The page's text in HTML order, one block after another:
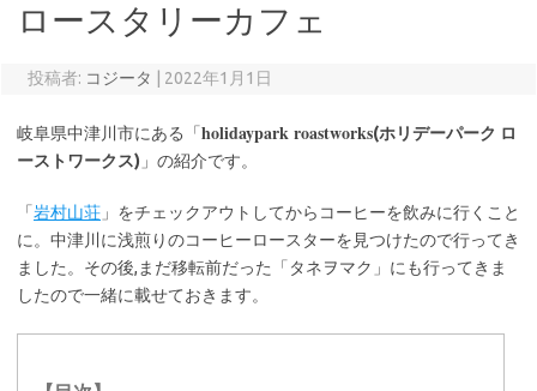
ロースタリーカフェ
投稿者: コジータ 2022年1月1日
岐阜県中津川市にある「holidaypark roastworks(ホリデーパーク ロ
ーストワークス) 」の紹介です。
「岩村山荘 」をチェックアウトしてからコーヒーを飲みに行くこと
に。中津川に浅煎りのコーヒーロースターを見つけたので行ってき
ました。その後,まだ移転前だった「タネヲマク」にも行ってきま
したので一緒に載せておきます。